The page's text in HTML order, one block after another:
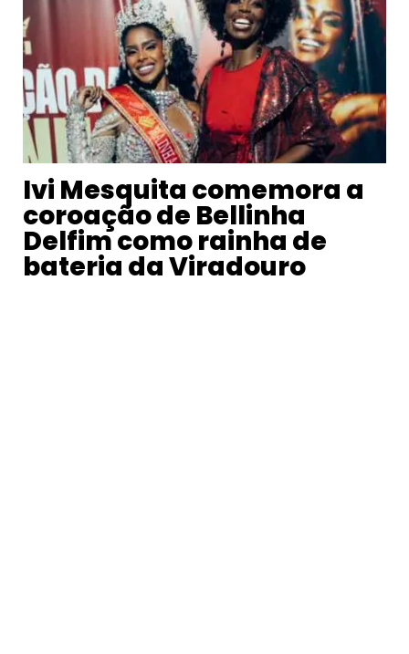
Ivi Mesquita comemora a
coroação de Bellinha
Delfim como rainha de
bateria da Viradouro